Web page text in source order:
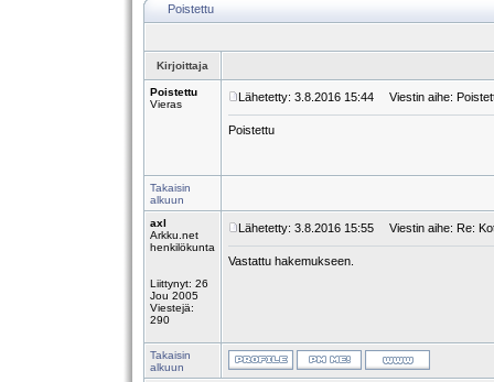
Poistettu
Kirjoittaja
Poistettu
Vieras
Lähetetty: 3.8.2016 15:44 Viestin aihe:
Poistettu
Takaisin
alkuun
axl
Arkku.net
henkilökunta
Liittynyt: 26
Jou 2005
Viestejä:
290
Lähetetty: 3.8.2016 15:55 Viestin aihe: Re:
Vastattu hakemukseen.
Takaisin
alkuun